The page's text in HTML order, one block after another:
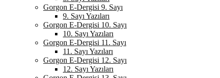
Gorgon E-Dergisi 9. Sayı
9. Sayı Yazıları
Gorgon E-Dergisi 10. Sayı
10. Sayı Yazıları
Gorgon E-Dergisi 11. Sayı
11. Sayı Yazıları
Gorgon E-Dergisi 12. Sayı
12. Sayı Yazıları